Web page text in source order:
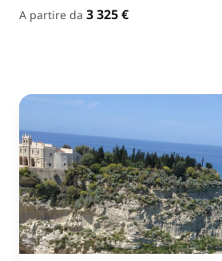
A partire da 3 325 €